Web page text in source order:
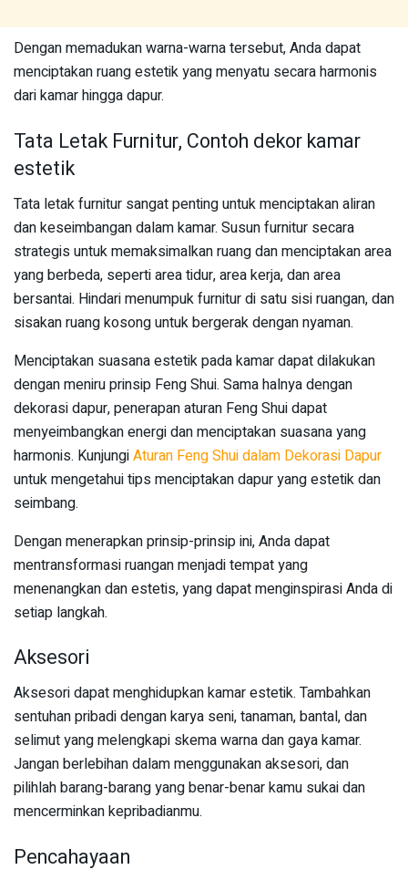
Dengan memadukan warna-warna tersebut, Anda dapat
menciptakan ruang estetik yang menyatu secara harmonis
dari kamar hingga dapur.
Tata Letak Furnitur, Contoh dekor kamar
estetik
Tata letak furnitur sangat penting untuk menciptakan aliran
dan keseimbangan dalam kamar. Susun furnitur secara
strategis untuk memaksimalkan ruang dan menciptakan area
yang berbeda, seperti area tidur, area kerja, dan area
bersantai. Hindari menumpuk furnitur di satu sisi ruangan, dan
sisakan ruang kosong untuk bergerak dengan nyaman.
Menciptakan suasana estetik pada kamar dapat dilakukan
dengan meniru prinsip Feng Shui. Sama halnya dengan
dekorasi dapur, penerapan aturan Feng Shui dapat
menyeimbangkan energi dan menciptakan suasana yang
harmonis. KunjungiAturan Feng Shui dalam Dekorasi Dapur
untuk mengetahui tips menciptakan dapur yang estetik dan
seimbang.
Dengan menerapkan prinsip-prinsip ini, Anda dapat
mentransformasi ruangan menjadi tempat yang
menenangkan dan estetis, yang dapat menginspirasi Anda di
setiap langkah.
Aksesori
Aksesori dapat menghidupkan kamar estetik. Tambahkan
sentuhan pribadi dengan karya seni, tanaman, bantal, dan
selimut yang melengkapi skema warna dan gaya kamar.
Jangan berlebihan dalam menggunakan aksesori, dan
pilihlah barang-barang yang benar-benar kamu sukai dan
mencerminkan kepribadianmu.
Pencahayaan